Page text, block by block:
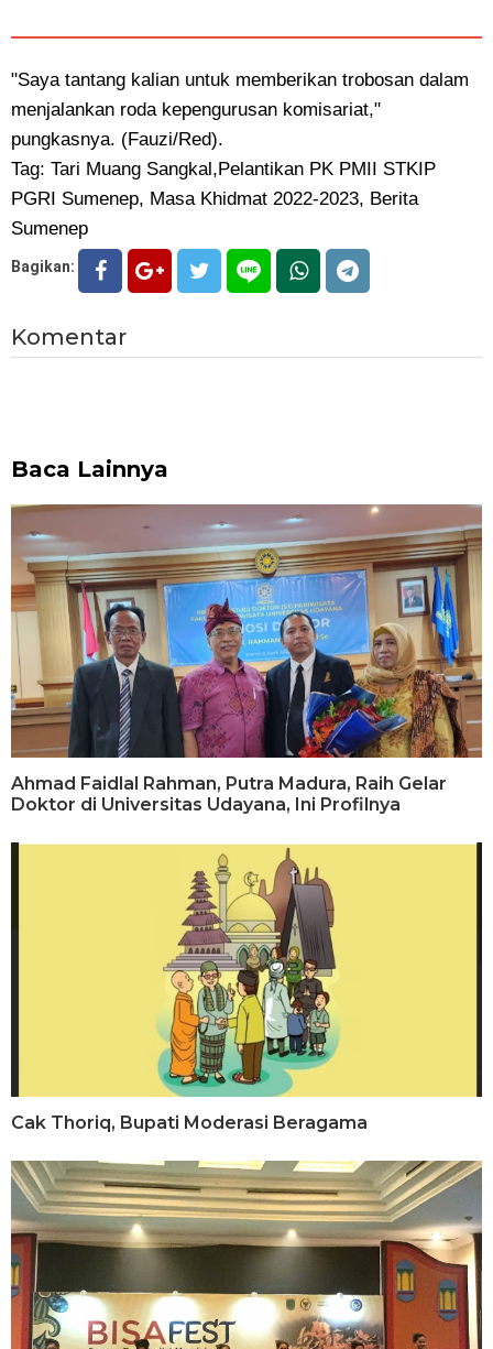
"Saya tantang kalian untuk memberikan trobosan dalam
menjalankan roda kepengurusan komisariat,"
pungkasnya. (Fauzi/Red).
Tag: Tari Muang Sangkal,Pelantikan PK PMII STKIP
PGRI Sumenep, Masa Khidmat 2022-2023, Berita
Sumenep
Bagikan:
Komentar
Baca Lainnya
Ahmad Faidlal Rahman, Putra Madura, Raih Gelar
Doktor di Universitas Udayana, Ini Profilnya
Cak Thoriq, Bupati Moderasi Beragama